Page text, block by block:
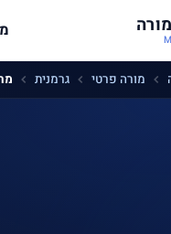
מורה פרטי גרמנית